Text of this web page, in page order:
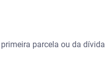
parcela ou da dívida